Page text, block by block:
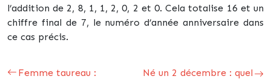
l’addition de 2, 8, 1, 1, 2, 0, 2 et 0. Cela totalise 16 et un
chiffre final de 7, le numéro d’année anniversaire dans
ce cas précis.
Femme taureau :
Né un 2 décembre : quel